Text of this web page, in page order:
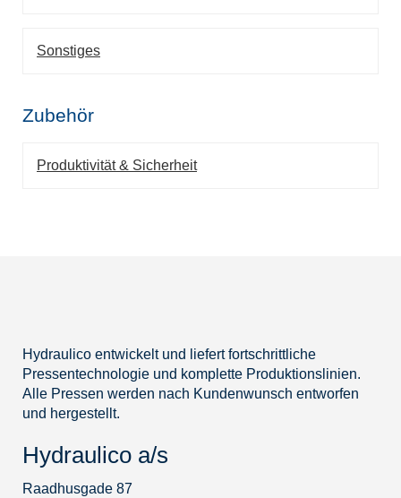
Sonstiges
Zubehör
Produktivität & Sicherheit
Hydraulico entwickelt und liefert fortschrittliche
Pressentechnologie und komplette Produktionslinien.
Alle Pressen werden nach Kundenwunsch entworfen
und hergestellt.
Hydraulico a/s
Raadhusgade 87